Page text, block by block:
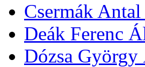
Csermák
Deák Ferenc
Dózsa